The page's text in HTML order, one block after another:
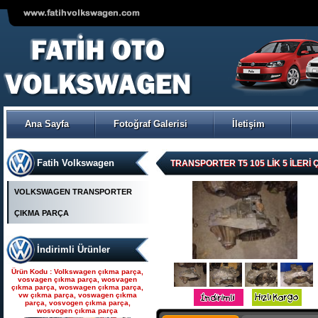
Ana Sayfa Fotoğraf Galerisi İletişim
Fatih Volkswagen
VOLKSWAGEN TRANSPORTER
ÇIKMA PARÇA
İndirimli Ürünler
VOLKSWAGEN POLO ÇIKMA
ORJİNAL TRW-KOYO
POMPASI
Ürün Kodu : Seat çıkma parça, seat
çıkma, seat parça, seat yedek parça,
seat çıkma orjinal parça, seat çıkma
yedekleri, ankara seat parça, fatih seat,
fatih seat parçaları,
Seat çıkma parça, seat
çıkma, seat parça, seat
yedek parça, seat çıkma
orjinal parça, seat çıkma par
Ürün Kodu : Volkswagen çıkma parça,
vosvagen çıkma parça, wosvagen
çıkma parça, woswagen çıkma parça,
vw çıkma parça, voswagen çıkma
parça, vosvogen çıkma parça,
wosvogen çıkma parça
TRANSPORTER T5 105 LİK 5 İLERİ